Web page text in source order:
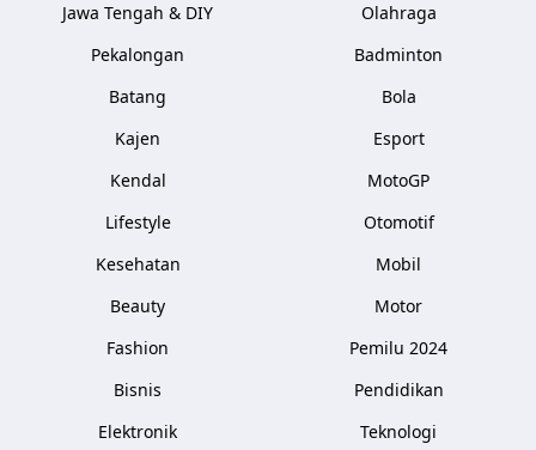
Jawa Tengah & DIY
Pekalongan
Batang
Kajen
Kendal
Lifestyle
Kesehatan
Beauty
Fashion
Bisnis
Elektronik
Olahraga
Badminton
Bola
Esport
MotoGP
Otomotif
Mobil
Motor
Pemilu 2024
Pendidikan
Teknologi